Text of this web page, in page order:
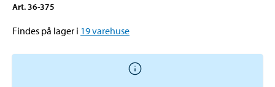
Art. 36-375
Findes på lager i 19varehuse